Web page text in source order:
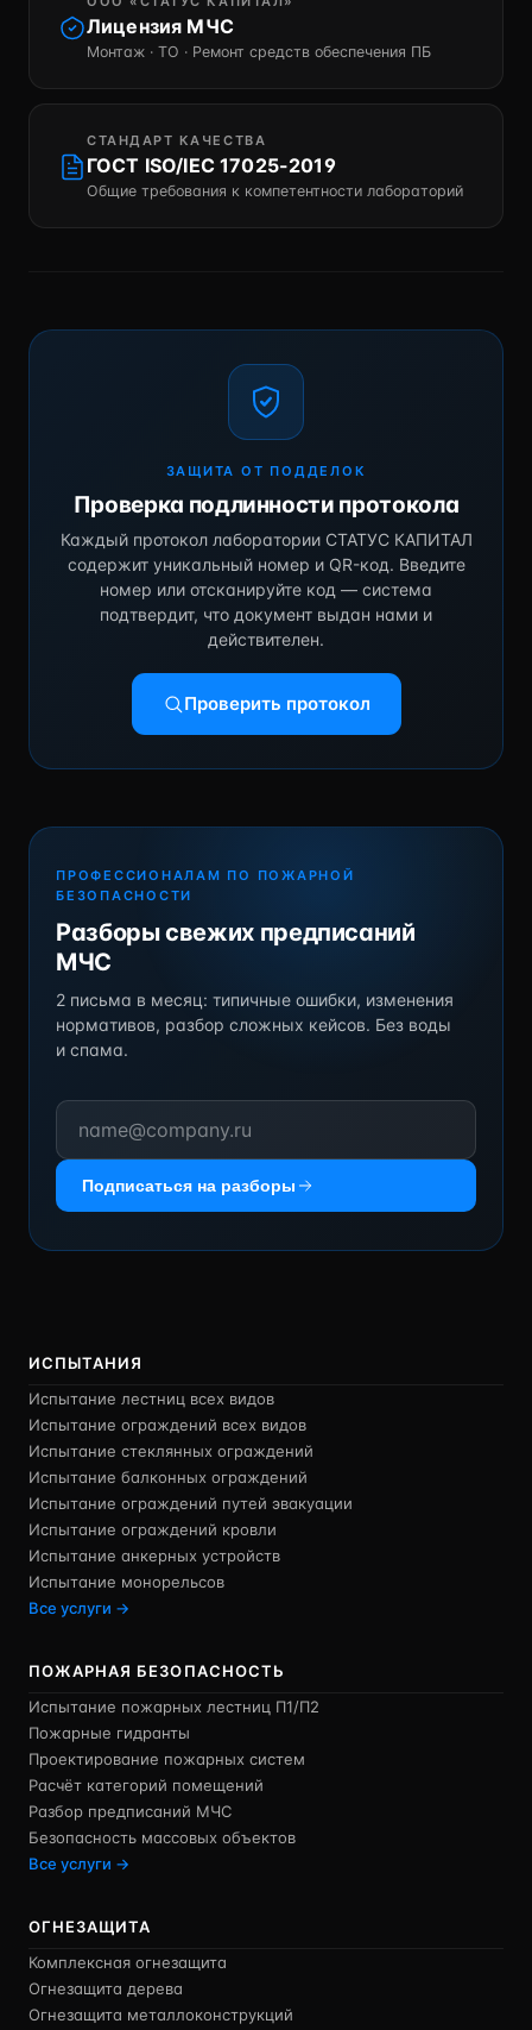
Лицензия МЧС
Монтаж · ТО · Ремонт средств обеспечения ПБ
СТАНДАРТ КАЧЕСТВА
ГОСТ ISO/IEC 17025-2019
Общие требования к компетентности лабораторий
ЗАЩИТА ОТ ПОДДЕЛОК
Проверка подлинности протокола
Каждый протокол лаборатории СТАТУС КАПИТАЛ
содержит уникальный номер и QR-код. Введите
номер или отсканируйте код — система
подтвердит, что документ выдан нами и
действителен.
Проверить протокол
ПРОФЕССИОНАЛАМ ПО ПОЖАРНОЙ
БЕЗОПАСНОСТИ
Разборы свежих предписаний
МЧС
2 письма в месяц: типичные ошибки, изменения
нормативов, разбор сложных кейсов. Без воды
и спама.
Подписаться на разборы
ИСПЫТАНИЯ
Испытание лестниц всех видов
Испытание ограждений всех видов
Испытание стеклянных ограждений
Испытание балконных ограждений
Испытание ограждений путей эвакуации
Испытание ограждений кровли
Испытание анкерных устройств
Испытание монорельсов
Все услуги →
ПОЖАРНАЯ БЕЗОПАСНОСТЬ
Испытание пожарных лестниц П1/П2
Пожарные гидранты
Проектирование пожарных систем
Расчёт категорий помещений
Разбор предписаний МЧС
Безопасность массовых объектов
Все услуги →
ОГНЕЗАЩИТА
Комплексная огнезащита
Огнезащита дерева
Огнезащита металлоконструкций